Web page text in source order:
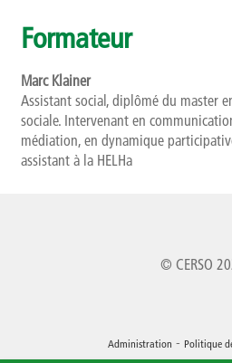
Formateur
Marc Klainer
Assistant social, diplômé du master
sociale. Intervenant en
médiation, en dynamique
assistant à la HELHa
© CERSO
Administration - Politique